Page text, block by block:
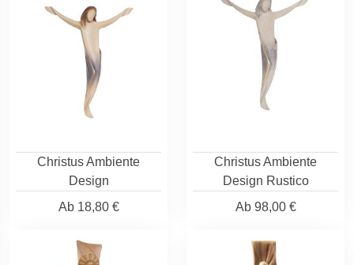
Christus Ambiente
Design
Ab18,80 €
Christus Ambiente
Design Rustico
Ab98,00 €